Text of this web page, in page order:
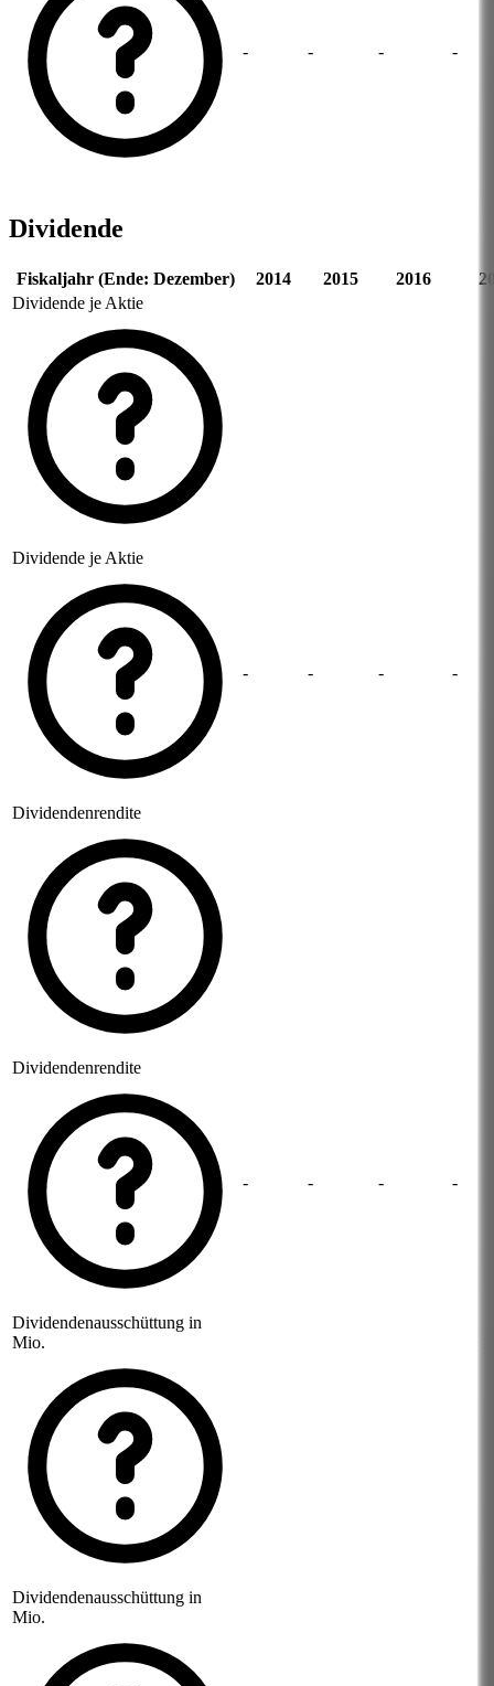
- - - -
Dividende
Fiskaljahr (Ende: Dezember) 2014 2015 2016
Dividende je Aktie
Dividende je Aktie
- - - -
Dividendenrendite
Dividendenrendite
- - - -
Dividendenausschüttung in
Mio.
Dividendenausschüttung in
Mio.